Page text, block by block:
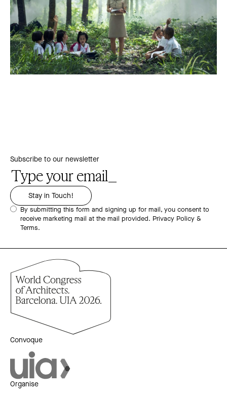
Subscribe to our newsletter
By submitting this form and signing up for mail, you consent to
receive marketing mail at the mail provided. Privacy Policy &
Terms.
Convoque
Organise